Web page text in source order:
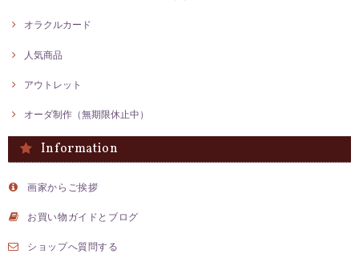
オラクルカード
人気商品
アウトレット
オーダ制作（無期限休止中）
Information
画家からご挨拶
お買い物ガイドとブログ
ショップへ質問する